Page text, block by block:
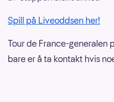
Spill på Liveoddsen her!
Tour de France-generalen
bare er å ta kontakt hvis